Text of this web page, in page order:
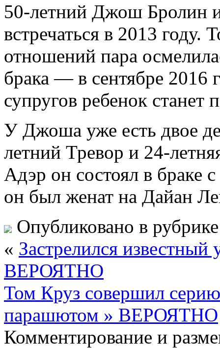
50-летний Джош Бролин
встречаться в 2013 году.
отношений пара
брака — в сентябре 2016
супругов ребенок
У Джоша уже есть двое
летний Тревор и 24-
Адэр он состоял в браке
он был женат на Дайан
Опубликовано в
« Застрелился
ВЕРОЯТНО
Том Круз совершил
парашютом » ВЕРОЯТНО
Комментирование и